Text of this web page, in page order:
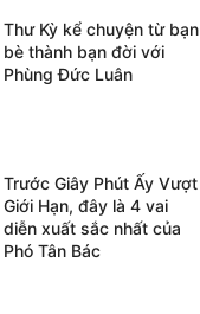
Thư Kỳ kể chuyện từ bạn
bè thành bạn đời với
Phùng Đức Luân
Trước Giây Phút Ấy Vượt
Giới Hạn, đây là 4 vai
diễn xuất sắc nhất của
Phó Tân Bác